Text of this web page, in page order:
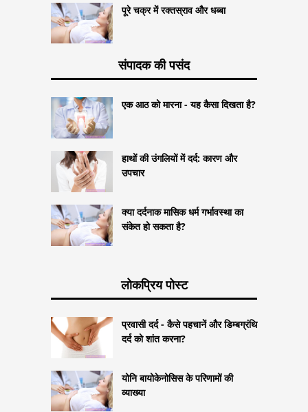
पूरे चक्र में रक्तस्राव और धब्बा
संपादक की पसंद
एक आठ को मारना - यह कैसा दिखता है?
हाथों की उंगलियों में दर्द: कारण और
उपचार
क्या दर्दनाक मासिक धर्म गर्भावस्था का
संकेत हो सकता है?
लोकप्रिय पोस्ट
प्रवासी दर्द - कैसे पहचानें और डिम्बग्रंथि
दर्द को शांत करना?
योनि बायोकेनोसिस के परिणामों की
व्याख्या